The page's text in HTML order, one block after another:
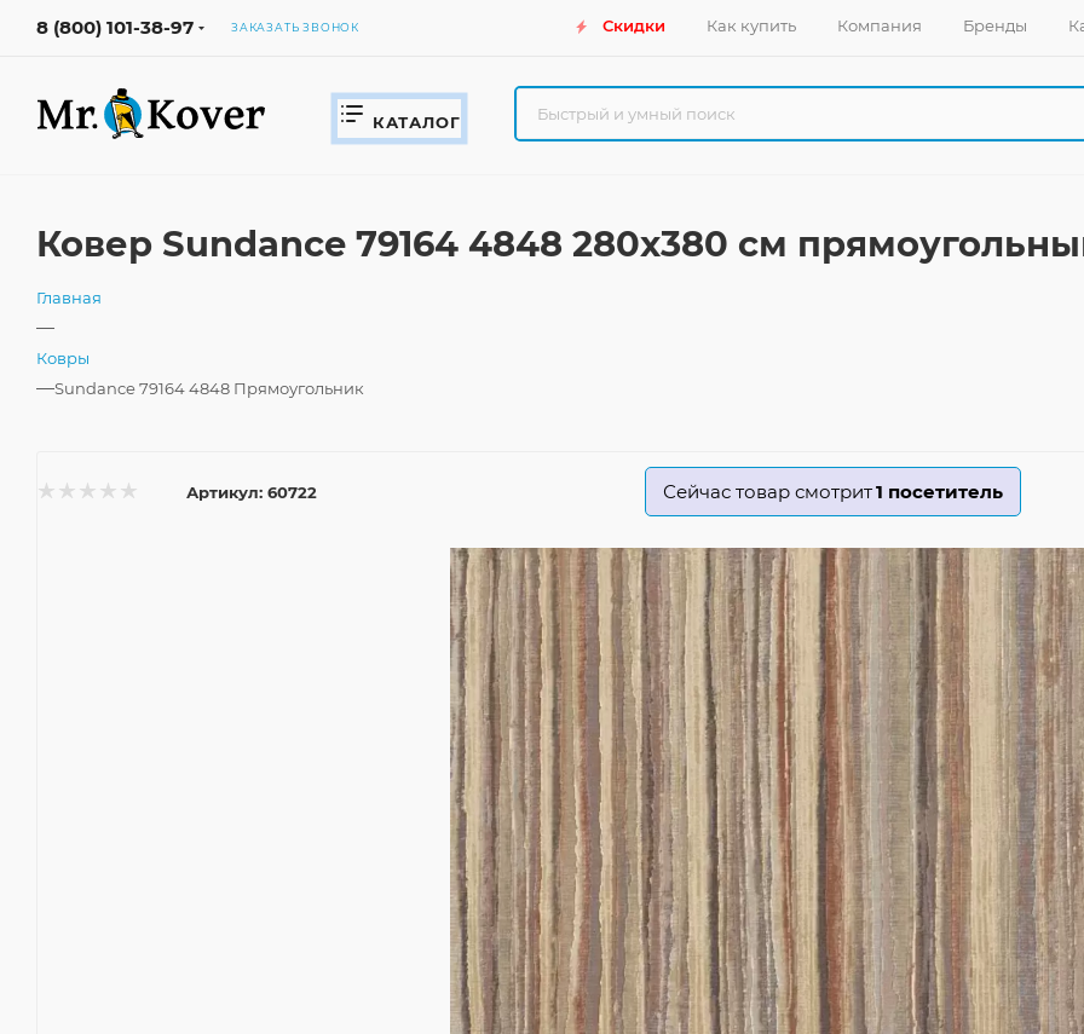
8 (800) 101-38-97 ЗАКАЗАТЬ ЗВОНОК Скидки Как купить Компания Бренды
КАТАЛОГ
Ковер Sundance 79164 4848 280x380 см
Главная
—
Ковры
—Sundance 79164 4848 Прямоугольник
Артикул: 60722 Сейчас товар смотрит1 посетитель